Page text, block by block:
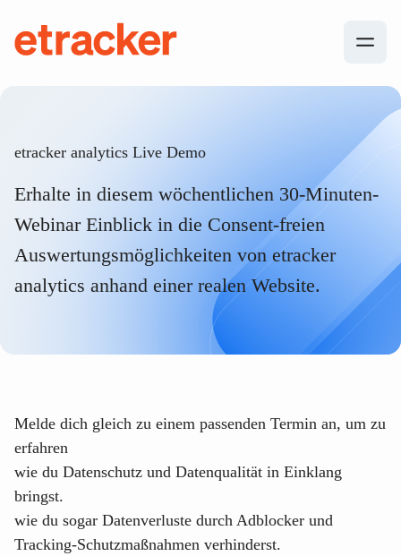
etracker analytics Live Demo
Erhalte in diesem wöchentlichen 30-Minuten-
Webinar Einblick in die Consent-freien
Auswertungsmöglichkeiten von etracker
analytics anhand einer realen Website.
Melde dich gleich zu einem passenden Termin an, um zu
erfahren
wie du Datenschutz und Datenqualität in Einklang
bringst.
wie du sogar Datenverluste durch Adblocker und
Tracking-Schutzmaßnahmen verhinderst.